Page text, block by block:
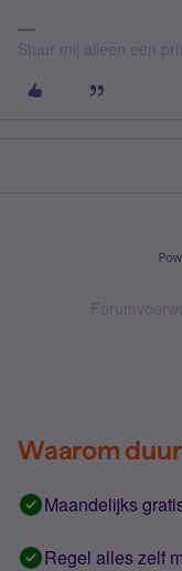
Stuur mij alleen een
Waarom
Maandelijks
Regel alles zelf